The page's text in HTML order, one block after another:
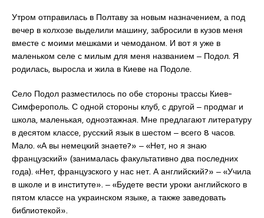
Утром отправилась в Полтаву за новым назначением, а под
вечер в колхозе выделили машину, забросили в кузов меня
вместе с моими мешками и чемоданом. И вот я уже в
маленьком селе с милым для меня названием ‒ Подол. Я
родилась, выросла и жила в Киеве на Подоле.
Село Подол разместилось по обе стороны трассы Киев-
Симферополь. С одной стороны клуб, с другой ‒ продмаг и
школа, маленькая, одноэтажная. Мне предлагают литературу
в десятом классе, русский язык в шестом ‒ всего 8 часов.
Мало. «А вы немецкий знаете?» ‒ «Нет, но я знаю
французский» (занималась факультативно два последних
года). «Нет, французского у нас нет. А английский?» ‒ «Учила
в школе и в институте». ‒ «Будете вести уроки английского в
пятом классе на украинском языке, а также заведовать
библиотекой».